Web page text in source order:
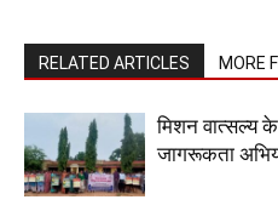
RELATED ARTICLES MORE
मिशन वात्सल्य
जागरूकता